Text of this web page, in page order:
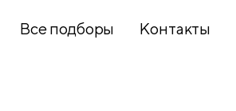
Все подборы Контакты